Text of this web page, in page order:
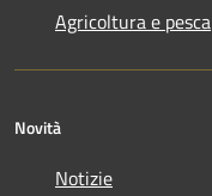
Agricoltura e pesca
Novità
Notizie